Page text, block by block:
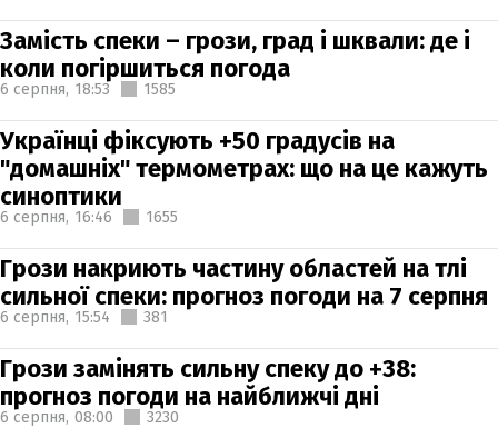
Замість спеки – грози, град і шквали: де і
коли погіршиться погода
6 серпня, 18:53 1585
Українці фіксують +50 градусів на
"домашніх" термометрах: що на це кажуть
синоптики
6 серпня, 16:46 1655
Грози накриють частину областей на тлі
сильної спеки: прогноз погоди на 7 серпня
6 серпня, 15:54 381
Грози замінять сильну спеку до +38:
прогноз погоди на найближчі дні
6 серпня, 08:00 3230